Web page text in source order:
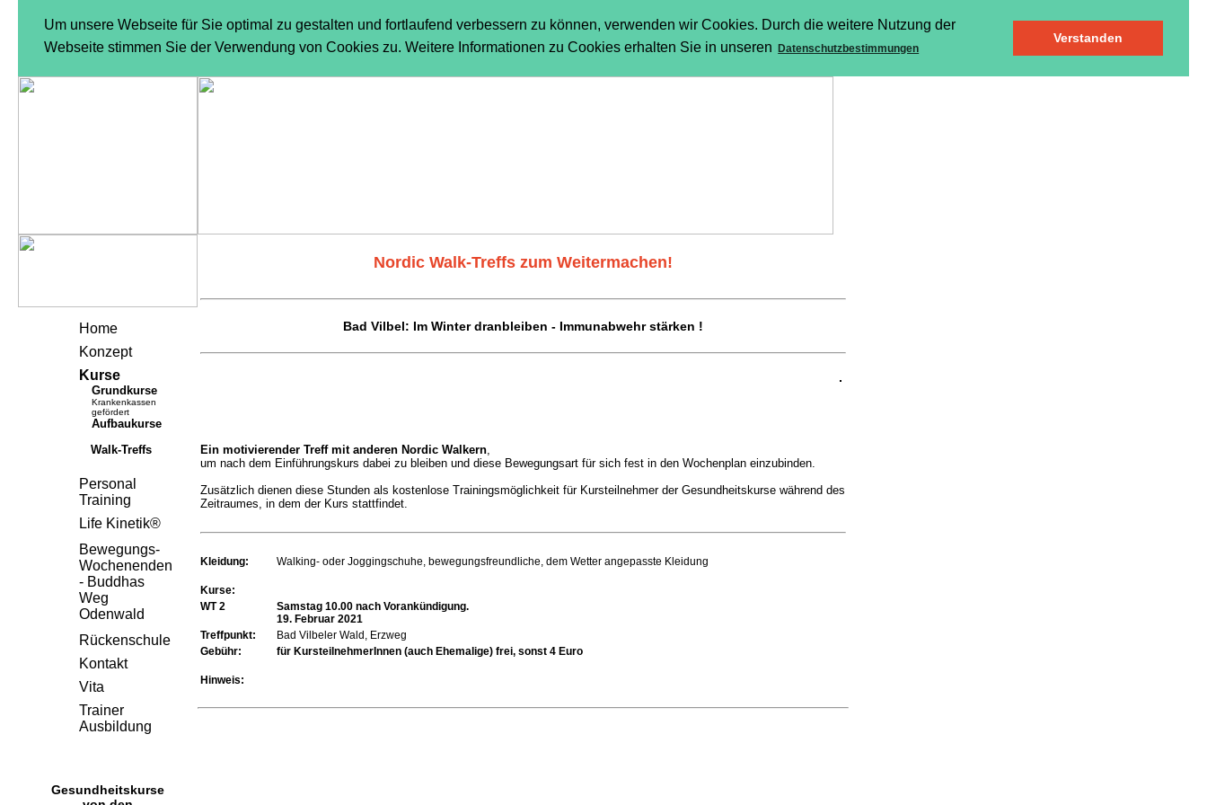
Um unsere Webseite für Sie optimal zu gestalten und fortlaufend verbessern zu können, verwenden wir Cookies. Durch die weitere Nutzung der
Webseite stimmen Sie der Verwendung von Cookies zu. Weitere Informationen zu Cookies erhalten Sie in unseren
Datenschutzbestimmungen
Verstanden
Nordic Walk-Treffs zum Weitermachen!
Bad Vilbel: Im Winter dranbleiben - Immunabwehr stärken !
Ein motivierender Treff mit anderen Nordic Walkern
um nach dem Einführungskurs dabei zu bleiben und diese Bewegungsart für sich fest in den Wochenplan einzubinden.
Zusätzlich dienen diese Stunden als kostenlose Trainingsmöglichkeit für Kursteilnehmer der Gesundheitskurse während des
Zeitraumes, in dem der Kurs stattfindet.
Kleidung: Walking- oder Joggingschuhe, bewegungsfreundliche, dem Wetter angepasste Kleidung
Kurse:
WT 2
Samstag 10.00 nach Vorankündigung.
19. Februar 2021
Treffpunkt:
Bad Vilbeler Wald, Erzweg
Gebühr:
für KursteilnehmerInnen (auch Ehemalige) frei, sonst 4 Euro
Hinweis:
Home
Konzept
Kurse
Grundkurse
Krankenkassen
gefördert
Aufbaukurse
Walk-Treffs
Personal
Training
Life Kinetik®
Bewegungs-
Wochenenden
- Buddhas
Weg
Odenwald
Rückenschule
Kontakt
Vita
Trainer
Ausbildung
Gesundheitskurse